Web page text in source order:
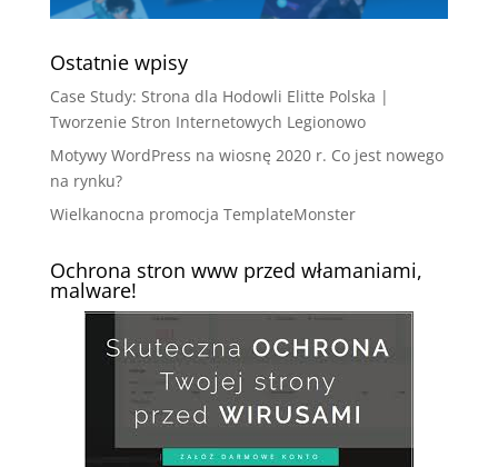
Ostatnie wpisy
Case Study: Strona dla Hodowli Elitte Polska |
Tworzenie Stron Internetowych Legionowo
Motywy WordPress na wiosnę 2020 r. Co jest nowego
na rynku?
Wielkanocna promocja TemplateMonster
Ochrona stron www przed włamaniami,
malware!